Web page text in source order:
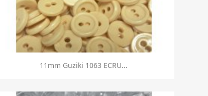
Szybki podgląd
11mm Guziki 1063 ECRU...